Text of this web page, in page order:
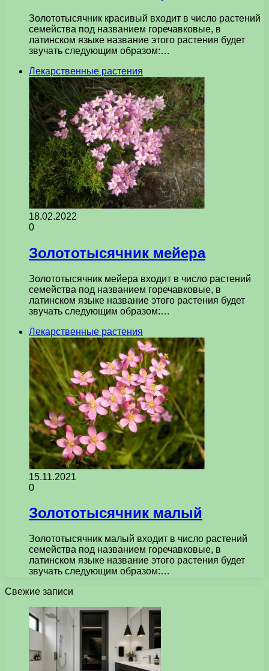
Золототысячник красивый входит в число растений
семейства под названием горечавковые, в
латинском языке название этого растения будет
звучать следующим образом:…
Лекарственные растения
18.02.2022
0
Золототысячник мейера
Золототысячник мейера входит в число растений
семейства под названием горечавковые, в
латинском языке название этого растения будет
звучать следующим образом:…
Лекарственные растения
15.11.2021
0
Золототысячник малый
Золототысячник малый входит в число растений
семейства под названием горечавковые, в
латинском языке название этого растения будет
звучать следующим образом:…
Свежие записи